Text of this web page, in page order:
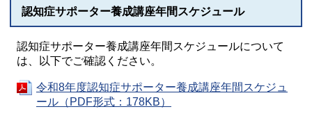
認知症サポーター養成講座年間スケジュール
認知症サポーター養成講座年間スケジュールについて
は、以下でご確認ください。
令和8年度認知症サポーター養成講座年間スケジュ
ール（PDF形式：178KB）